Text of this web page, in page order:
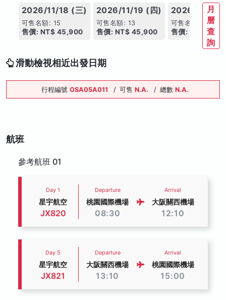
2026/11/18 (三)
可售名額: 15
售價: NT$ 45,900
2026/11/19 (四)
可售名額: 13
售價: NT$ 45,900
2026/11/20
可售名額: 17
售價: NT$
月
曆
查
詢
滑動檢視相近出發日期
行程編號 OSA05A011 / 可售 N.A. / 總數 N.A.
航班
參考航班 01
Day 1
星宇航空
JX820
Departure
桃園國際機場
08:30
Arrival
大阪關西機場
12:10
Day 5
星宇航空
JX821
Departure
大阪關西機場
13:10
Arrival
桃園國際機場
15:00